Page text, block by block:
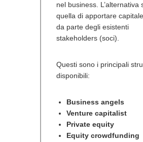
nel business. L’alternativa
quella di apportare
da parte degli esistenti
stakeholders (soci).
Questi sono i principali
disponibili:
Business angels
Venture capitalist
Private equity
Equity crowdfunding